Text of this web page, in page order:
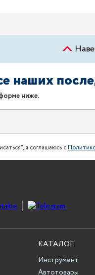
наших
ниже.
я соглашаюсь с
КАТАЛОГ:
Инструмент
Автотовары